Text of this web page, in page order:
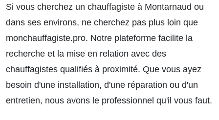
Si vous cherchez un chauffagiste à Montarnaud ou
dans ses environs, ne cherchez pas plus loin que
monchauffagiste.pro. Notre plateforme facilite la
recherche et la mise en relation avec des
chauffagistes qualifiés à proximité. Que vous ayez
besoin d'une installation, d'une réparation ou d'un
entretien, nous avons le professionnel qu'il vous faut.